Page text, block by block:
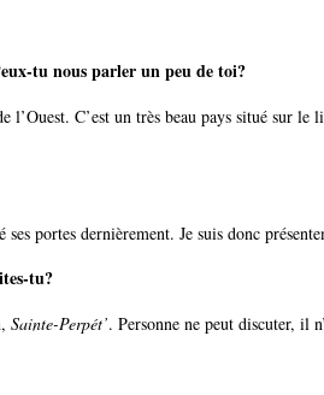
tu nous parler un peu de toi?
C’est un très beau pays situé sur
portes dernièrement. Je suis donc
tu?
Sainte-Perpét’. Personne ne peut discuter, il